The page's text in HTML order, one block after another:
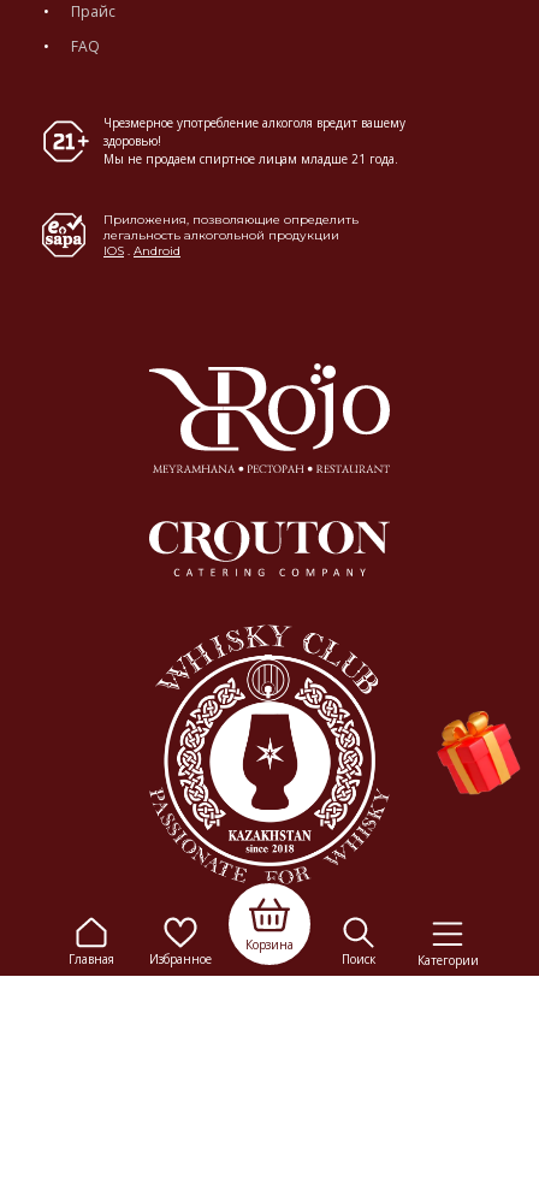
Главная Избранное
Корзина
Поиск
Категории
Прайс
FAQ
Чрезмерное употребление алкоголя вредит вашему
здоровью!
Мы не продаем спиртное лицам младше 21 года.
Приложения, позволяющие определить
легальность алкогольной продукции
IOS . Android